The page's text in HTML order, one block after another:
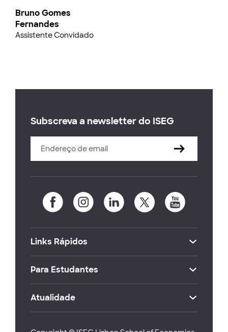
Bruno Gomes
Fernandes
Assistente Convidado
Subscreva a newsletter do ISEG
Links Rápidos
Para Estudantes
Atualidade